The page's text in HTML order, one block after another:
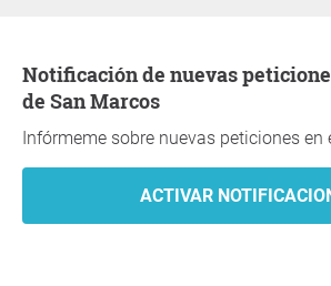
Notificación de nuevas peticiones en Provincia
de San Marcos
Infórmeme sobre nuevas peticiones en